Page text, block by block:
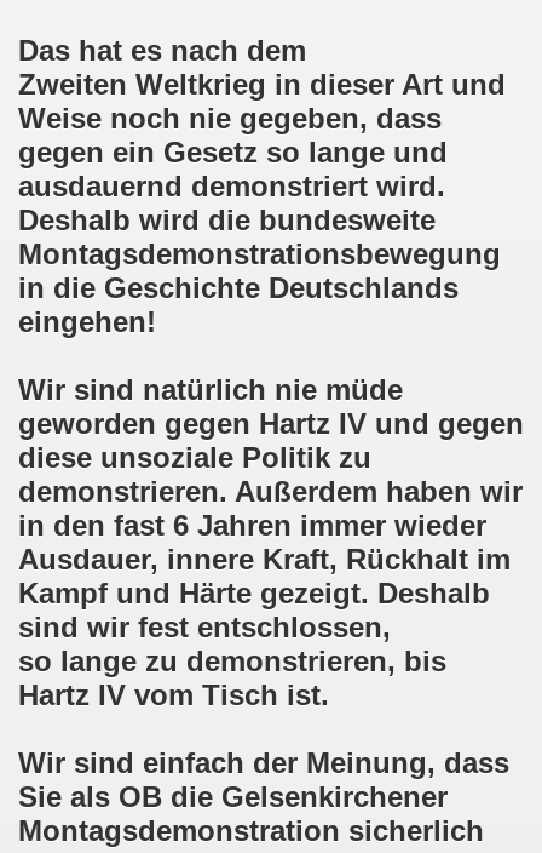
Das hat es nach dem
Zweiten Weltkrieg in dieser Art und
Weise noch nie gegeben, dass
gegen ein Gesetz so lange und
ausdauernd demonstriert wird.
Deshalb wird die bundesweite
Montagsdemonstrationsbewegung
in die Geschichte Deutschlands
eingehen!
Wir sind natürlich nie müde
geworden gegen Hartz IV und gegen
diese unsoziale Politik zu
demonstrieren. Außerdem haben wir
in den fast 6 Jahren immer wieder
Ausdauer, innere Kraft, Rückhalt im
Kampf und Härte gezeigt. Deshalb
sind wir fest entschlossen,
so lange zu demonstrieren, bis
Hartz IV vom Tisch ist.
Wir sind einfach der Meinung, dass
Sie als OB die Gelsenkirchener
Montagsdemonstration sicherlich
der Bundesweiten Montagsdemo-
Gelsenkirchener Montagsdemo-Bewegung am
am 13.05.2024 um 17.30 Uhr auf dem
Bewegung am 08.04.2024 auf dem Heinrich-König-
ruft auf am 11.03.2024 zum Jahrestag
Wir protestieren und wir demonstrieren gegen die
zeigt am 05.02.2024 Flagge um 17.30 Uhr
gestorben - Nachruf der Koordinierungsgruppe
Bewegung: Protest gegen Arbeitsplatzvernichtung
gegen Kundgebung und gegen Frank Oettler
durch die Innenstädte von Stuttgart, von Erfurt
und von Martina Reichmann: Gelungenes Fest
Bewegung - feier am 11.09.2023 um 17.30 Uhr auf